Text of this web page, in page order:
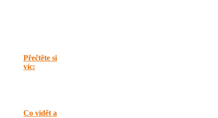
Přečtěte si
víc:
Co vidět a